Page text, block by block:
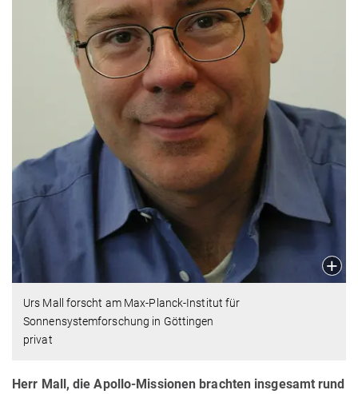
Urs Mall forscht am Max-Planck-Institut für
Sonnensystemforschung in Göttingen
privat
Herr Mall, die Apollo-Missionen brachten insgesamt rund